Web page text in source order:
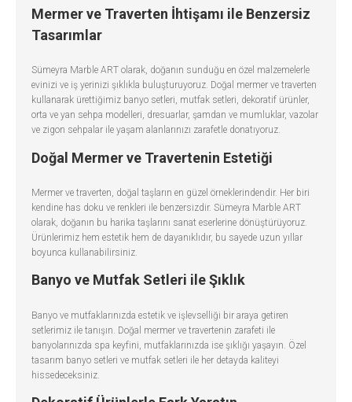
Mermer ve Traverten İhtişamı ile Benzersiz
Tasarımlar
Sümeyra Marble ART olarak, doğanın sunduğu en özel malzemelerle
evinizi ve iş yerinizi şıklıkla buluşturuyoruz. Doğal mermer ve traverten
kullanarak ürettiğimiz banyo setleri, mutfak setleri, dekoratif ürünler,
orta ve yan sehpa modelleri, dresuarlar, şamdan ve mumluklar, vazolar
ve zigon sehpalar ile yaşam alanlarınızı zarafetle donatıyoruz.
Doğal Mermer ve Travertenin Estetiği
Mermer ve traverten, doğal taşların en güzel örneklerindendir. Her biri
kendine has doku ve renkleri ile benzersizdir. Sümeyra Marble ART
olarak, doğanın bu harika taşlarını sanat eserlerine dönüştürüyoruz.
Ürünlerimiz hem estetik hem de dayanıklıdır, bu sayede uzun yıllar
boyunca kullanabilirsiniz.
Banyo ve Mutfak Setleri ile Şıklık
Banyo ve mutfaklarınızda estetik ve işlevselliği bir araya getiren
setlerimiz ile tanışın. Doğal mermer ve travertenin zarafeti ile
banyolarınızda spa keyfini, mutfaklarınızda ise şıklığı yaşayın. Özel
tasarım banyo setleri ve mutfak setleri ile her detayda kaliteyi
hissedeceksiniz.